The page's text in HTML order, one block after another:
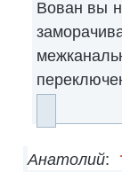
Вован вы
Анатолий: